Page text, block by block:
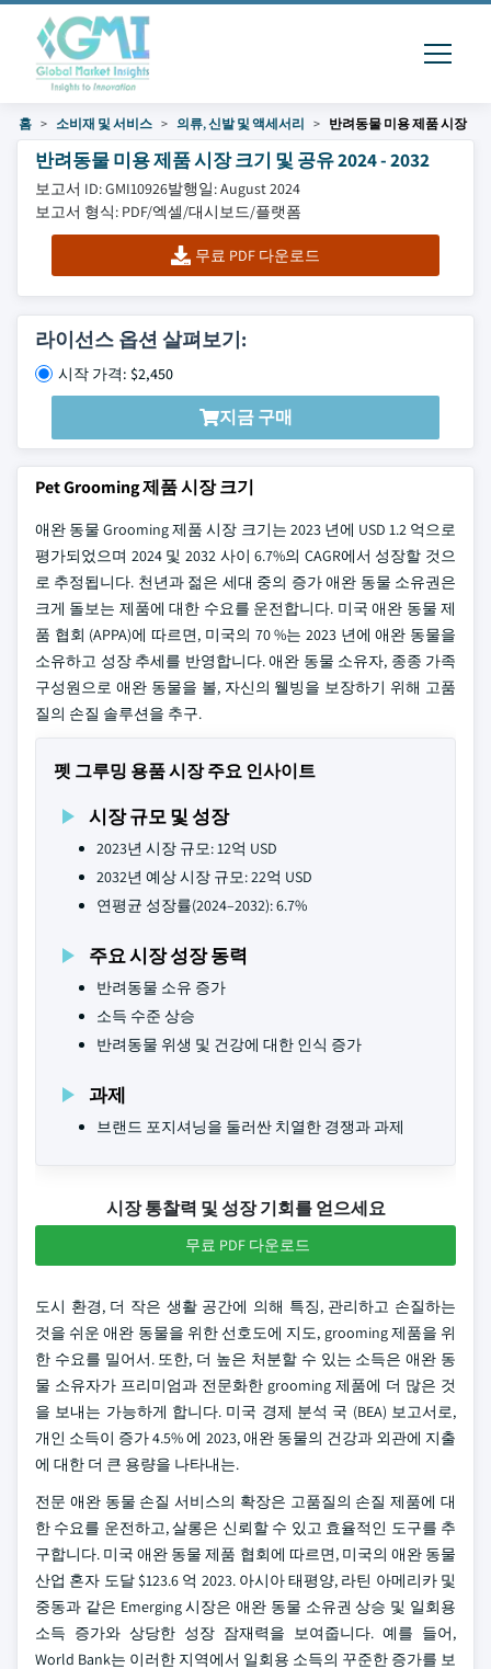
홈 소비재 및 서비스 의류, 신발 및 액세서리 반려동물 미용 제품 시장
반려동물 미용 제품 시장 크기 및 공유 2024 - 2032
보고서 ID: GMI10926발행일: August 2024
보고서 형식: PDF/엑셀/대시보드/플랫폼
무료 PDF 다운로드
라이선스 옵션 살펴보기:
시작 가격: $2,450
지금 구매
Pet Grooming 제품 시장 크기
애완 동물 Grooming 제품 시장 크기는 2023 년에 USD 1.2 억으로
평가되었으며 2024 및 2032 사이 6.7%의 CAGR에서 성장할 것으
로 추정됩니다. 천년과 젊은 세대 중의 증가 애완 동물 소유권은
크게 돌보는 제품에 대한 수요를 운전합니다. 미국 애완 동물 제
품 협회 (APPA)에 따르면, 미국의 70 %는 2023 년에 애완 동물을
소유하고 성장 추세를 반영합니다. 애완 동물 소유자, 종종 가족
구성원으로 애완 동물을 볼, 자신의 웰빙을 보장하기 위해 고품
질의 손질 솔루션을 추구.
펫 그루밍 용품 시장 주요 인사이트
시장 규모 및 성장
2023년 시장 규모: 12억 USD
2032년 예상 시장 규모: 22억 USD
연평균 성장률(2024–2032): 6.7%
주요 시장 성장 동력
반려동물 소유 증가
소득 수준 상승
반려동물 위생 및 건강에 대한 인식 증가
과제
브랜드 포지셔닝을 둘러싼 치열한 경쟁과 과제
시장 통찰력 및 성장 기회를 얻으세요
무료 PDF 다운로드
도시 환경, 더 작은 생활 공간에 의해 특징, 관리하고 손질하는
것을 쉬운 애완 동물을 위한 선호도에 지도, grooming 제품을 위
한 수요를 밀어서. 또한, 더 높은 처분할 수 있는 소득은 애완 동
물 소유자가 프리미엄과 전문화한 grooming 제품에 더 많은 것
을 보내는 가능하게 합니다. 미국 경제 분석 국 (BEA) 보고서로,
개인 소득이 증가 4.5% 에 2023, 애완 동물의 건강과 외관에 지출
에 대한 더 큰 용량을 나타내는.
전문 애완 동물 손질 서비스의 확장은 고품질의 손질 제품에 대
한 수요를 운전하고, 살롱은 신뢰할 수 있고 효율적인 도구를 추
구합니다. 미국 애완 동물 제품 협회에 따르면, 미국의 애완 동물
산업 혼자 도달 $123.6 억 2023. 아시아 태평양, 라틴 아메리카 및
중동과 같은 Emerging 시장은 애완 동물 소유권 상승 및 일회용
소득 증가와 상당한 성장 잠재력을 보여줍니다. 예를 들어,
World Bank는 이러한 지역에서 일회용 소득의 꾸준한 증가를 보